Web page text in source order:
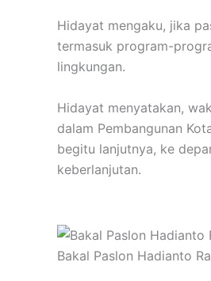
Hidayat mengaku, jika
termasuk program-
lingkungan.
Hidayat menyatakan,
dalam Pembangunan
begitu lanjutnya, ke
keberlanjutan.
Bakal Paslon Hadianto